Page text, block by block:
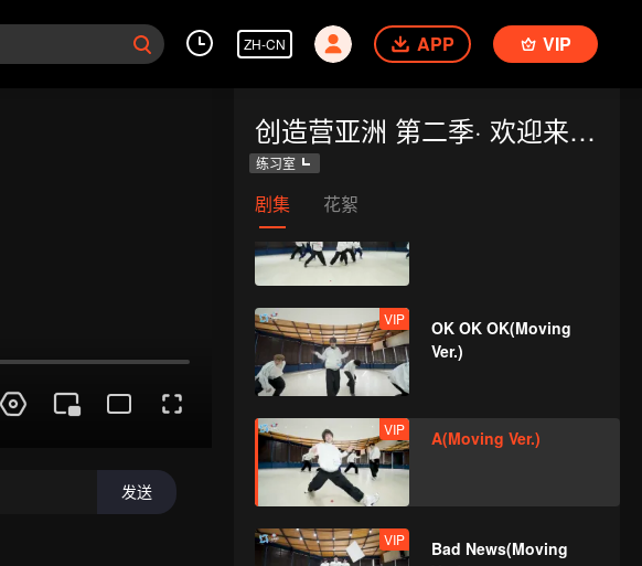
ZH-CN APP VIP
发送
创造营亚洲 第二季· 欢迎来到练习室
练习室
剧集 花絮
VIP
OK OK OK(Moving
Ver.)
VIP A(Moving Ver.)
VIP
Bad News(Moving